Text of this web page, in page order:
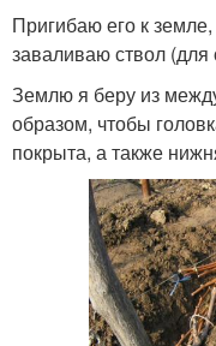
Пригибаю его к
заваливаю ствол
Землю я беру из
образом, чтобы
покрыта, а также